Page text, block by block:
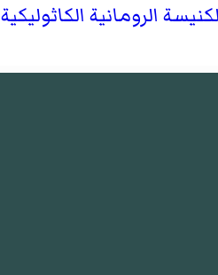
الرومانية الكاثوليكية